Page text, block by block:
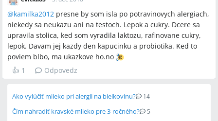
@kamilka2012 presne by som isla po potravinovych alergiach,
niekedy sa neukazu ani na testoch. Lepok a cukry. Dcere sa
upravila stolica, ked som vyradila laktozu, rafinovane cukry,
lepok. Davam jej kazdy den kapucinku a probiotika. Ked to
poviem blbo, ma ukazkove ho.no
👍 1 Odpovedz
Ako vylúčiť mlieko pri alergii na bielkovinu? 14
Čím nahradiť kravské mlieko pre 3-ročného?
5